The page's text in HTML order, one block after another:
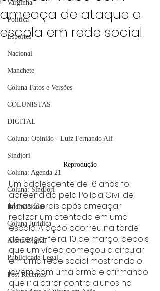
Varginha
Política
Esportes
Nacional
Manchete
Coluna Fatos e Versões
COLUNISTAS
DIGITAL
Coluna: Opinião - Luiz Fernando Alf
Sindjori
Coluna: Agenda 21
Coluna: SindJori
Internacional
Coluna Jurídica
Alerta Digital
Publicidade Legal
Post Recentes
ameaça de ataque a
escola em rede social
Reprodução
Um adolescente de 16 anos foi
apreendido pela Polícia Civil de
Minas Gerais após ameaçar
realizar um atentado em uma
escola. A ação ocorreu na tarde
de terça-feira, 10 de março, depois
que um vídeo começou a circular
em uma rede social mostrando o
jovem com uma arma e afirmando
que iria atirar contra alunos no